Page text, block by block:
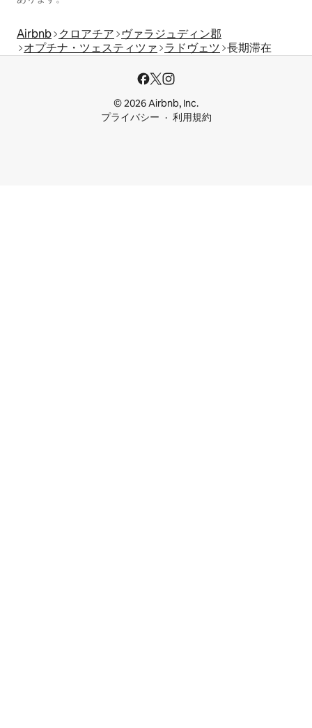
Airbnb クロアチア
ヴァラジュディン郡
オプチナ・ツェスティツァ ラドヴェツ 長期滞在
© 2026 Airbnb, Inc.
プライバシー
利用規約